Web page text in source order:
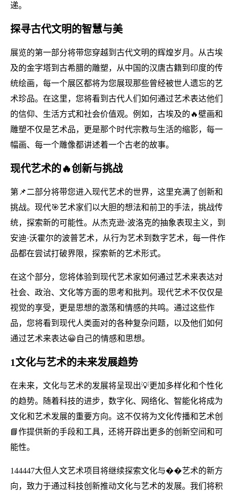
递。
探寻古代文明的智慧与美
展览的第一部分将带您穿越到古代文明的辉煌岁月。从古埃
及的金字塔到古希腊的雕塑，从中国的汉唐古籍到印度的传
统绘画，每一个展区都将为您展现那些曾经被世人遗忘的艺
术珍品。在这里，您将看到古代人们如何通过艺术表达他们
的信仰、生活方式和社会价值观。例如，古埃及的🔥壁画和
雕塑不仅是艺术品，更是那个时代宗教与生活的缩影，每一
幅画、每一个雕像都讲述着一个古老的故事。
现代艺术的🔥创新与挑战
第📌二部分将带您进入现代艺术的世界，这里充满了创新和
挑战。现代🎯艺术家们以大胆的想法和前卫的手法，挑战传
统，探索新的可能性。从杰克逊·波洛克的抽象表现主义，到
安迪·沃霍尔的波普艺术，从行为艺术到数字艺术，每一件作
品都在尝试打破界限，探索新的艺术形式。
在这个部分，您将体验到现代艺术家如何通过艺术来表达对
社会、政治、文化等方面的思考和批判。现代艺术不仅仅是
视觉的享受，更是思想的激荡和情感的共鸣。通过这些作
品，您将看到现代人类面对的各种复杂问题，以及他们如何
通过艺术来表达😀自己的情感和思想。
1文化与艺术的未来发展趋势
在未来，文化与艺术的发展将呈现出💡更加多样化和个性化
的趋势。随着科技的进步，数字化、网络化、智能化将成为
文化和艺术发展的重要方向。这不仅将为文化传播和艺术创
📘作提供新的手段和工具，还将开辟出更多的创新空间和可
能性。
144447大但人文艺术项目将继续探索文化与��艺术的新方
向，致力于通过科技创新推动文化与艺术的发展。我们将积